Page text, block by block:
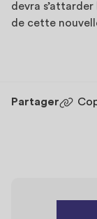
devra
de cette
Partager